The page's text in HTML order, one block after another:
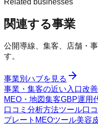
関連する事業
公開導線、集客、店舗・
す。
事業別ハブを見る
事業・集客の近い入口改
MEO・地図集客GBP運用
口コミ分析方法ツール口
プレート MEOツール美容